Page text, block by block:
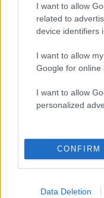
I want to allow
related to
device identifiers
I want to allow
Google for online
I want to allow
personalized
CONFIRM
Data Deletion
Συγκίνηση
Χαλκιά: Με
κλαρίνα
Ποιος είναι ο
Χασάμπης:
Το πολωμένο
φωτιές σε
Ο Κώστας
φωτογραφία
αδελφής του,